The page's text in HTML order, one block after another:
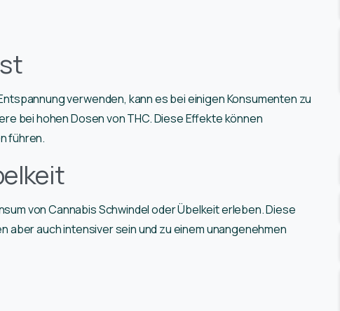
verwenden, kann es bei einigen Konsumenten zu
bei hohen Dosen von THC. Diese Effekte können
führen.
von Cannabis Schwindel oder Übelkeit erleben. Diese
aber auch intensiver sein und zu einem unangenehmen